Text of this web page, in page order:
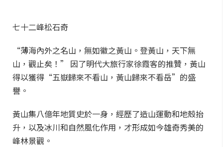
七十二峰松石奇
“薄海內外之名山，無如徽之黃山。登黃山，天下無
山，觀止矣！” 因了明代大旅行家徐霞客的推贊，黃山
得以獲得“五嶽歸來不看山，黃山歸來不看岳”的盛
譽。
黃山集八億年地質史於一身，經歷了造山運動和地殼抬
升，以及冰川和自然風化作用，才形成如今雄奇秀美的
峰林景觀。